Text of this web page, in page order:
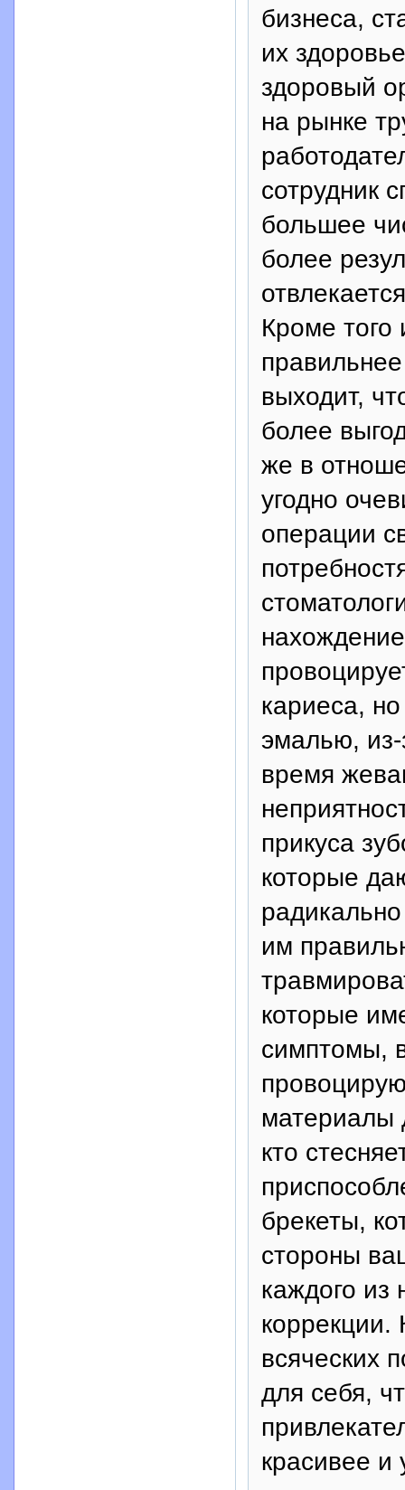
бизнеса,
их
здоровый
на рынке
сотрудник
большее
более
Кроме того
выходит,
более
же в
угодно
операции
кариеса,
эмалью, из-
время
прикуса
которые
им
которые
симптомы,
материалы
кто
брекеты,
стороны
каждого из
коррекции.
всяческих
для себя,
красивее и